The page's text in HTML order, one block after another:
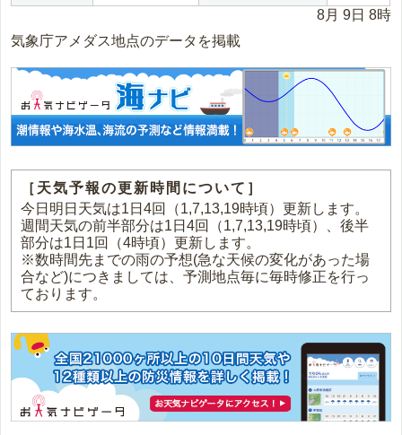
8月 9日 8時
気象庁アメダス地点のデータを掲載
［天気予報の更新時間について］
今日明日天気は1日4回（1,7,13,19時頃）更新します。
週間天気の前半部分は1日4回（1,7,13,19時頃）、後半
部分は1日1回（4時頃）更新します。
※数時間先までの雨の予想(急な天候の変化があった場
合など)につきましては、予測地点毎に毎時修正を行っ
ております。